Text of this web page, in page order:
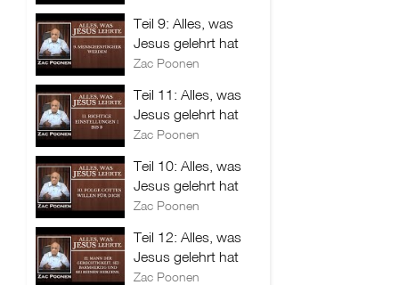
Teil 9: Alles, was
Jesus gelehrt hat
Zac Poonen
Teil 11: Alles, was
Jesus gelehrt hat
Zac Poonen
Teil 10: Alles, was
Jesus gelehrt hat
Zac Poonen
Teil 12: Alles, was
Jesus gelehrt hat
Zac Poonen